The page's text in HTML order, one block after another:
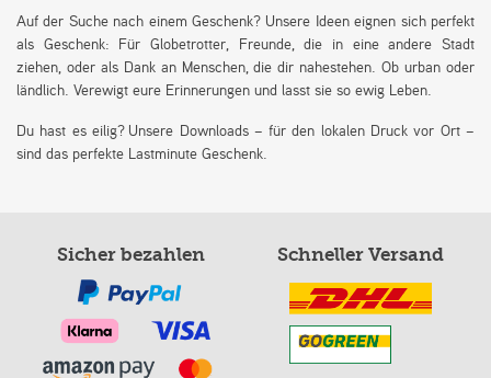
Auf der Suche nach einem Geschenk? Unsere Ideen eignen sich perfekt
als Geschenk: Für Globetrotter, Freunde, die in eine andere Stadt
ziehen, oder als Dank an Menschen, die dir nahestehen. Ob urban oder
ländlich. Verewigt eure Erinnerungen und lasst sie so ewig Leben.
Du hast es eilig? Unsere Downloads – für den lokalen Druck vor Ort –
sind das perfekte Lastminute Geschenk.
Sicher bezahlen Schneller Versand